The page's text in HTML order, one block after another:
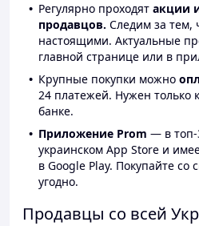
Регулярно проходят акции
продавцов. Следим за тем,
настоящими. Актуальные
главной странице или в
Крупные покупки можно
24 платежей. Нужен только
банке.
Приложение Prom — в топ-
украинском App Store и
в Google Play. Покупайте со
угодно.
Продавцы со всей